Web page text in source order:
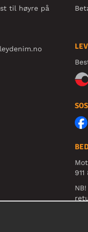
til høyre på
911